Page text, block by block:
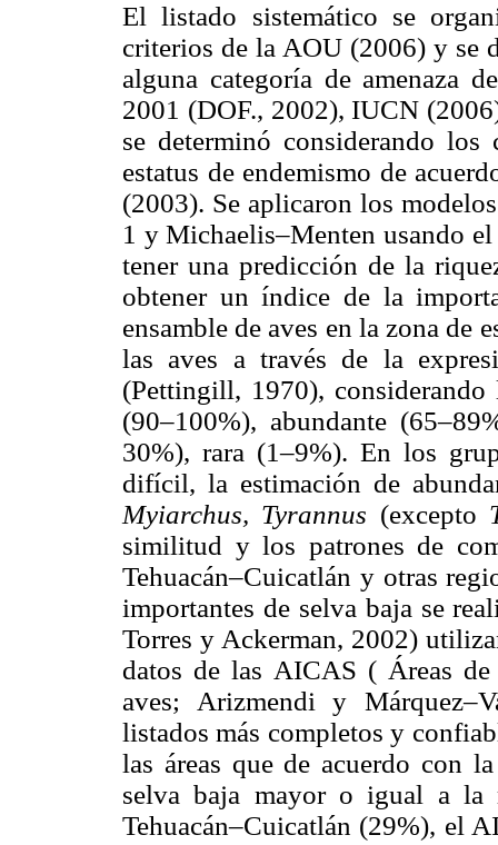
El listado sistemático se
criterios de la AOU (2006) y se
alguna categoría de amenaza
2001 (DOF., 2002), IUCN
se determinó considerando
estatus de endemismo de
(2003). Se aplicaron los
1 y Michaelis–Menten usando
tener una predicción de la
obtener un índice de la
ensamble de aves en la zona de
las aves a través de la
(Pettingill, 1970), considerando
(90–100%), abundante
30%), rara (1–9%). En los
difícil, la estimación de
Myiarchus, Tyrannus (excepto
similitud y los patrones de
Tehuacán–Cuicatlán y otras
importantes de selva baja se
Torres y Ackerman, 2002)
datos de las AICAS ( Áreas
aves; Arizmendi y
listados más completos y
las áreas que de acuerdo con
selva baja mayor o igual a la
Tehuacán–Cuicatlán (29%), el